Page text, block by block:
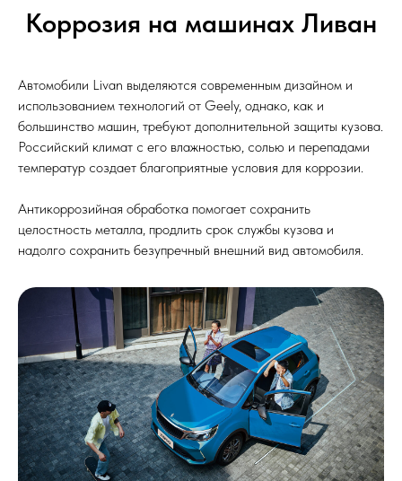
Коррозия на машинах Ливан
Автомобили Livan выделяются современным дизайном и
использованием технологий от Geely, однако, как и
большинство машин, требуют дополнительной защиты кузова.
Российский климат с его влажностью, солью и перепадами
температур создает благоприятные условия для коррозии.
Антикоррозийная обработка помогает сохранить
целостность металла, продлить срок службы кузова и
надолго сохранить безупречный внешний вид автомобиля.